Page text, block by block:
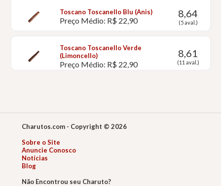
Toscano Toscanello Blu (Anis)
Preço Médio: R$ 22,90
8,64
(5 aval.)
Toscano Toscanello Verde
(Limoncello)
Preço Médio: R$ 22,90
8,61
(11 aval.)
Charutos.com - Copyright © 2026
Sobre o Site
Anuncie Conosco
Notícias
Blog
Não Encontrou seu Charuto?